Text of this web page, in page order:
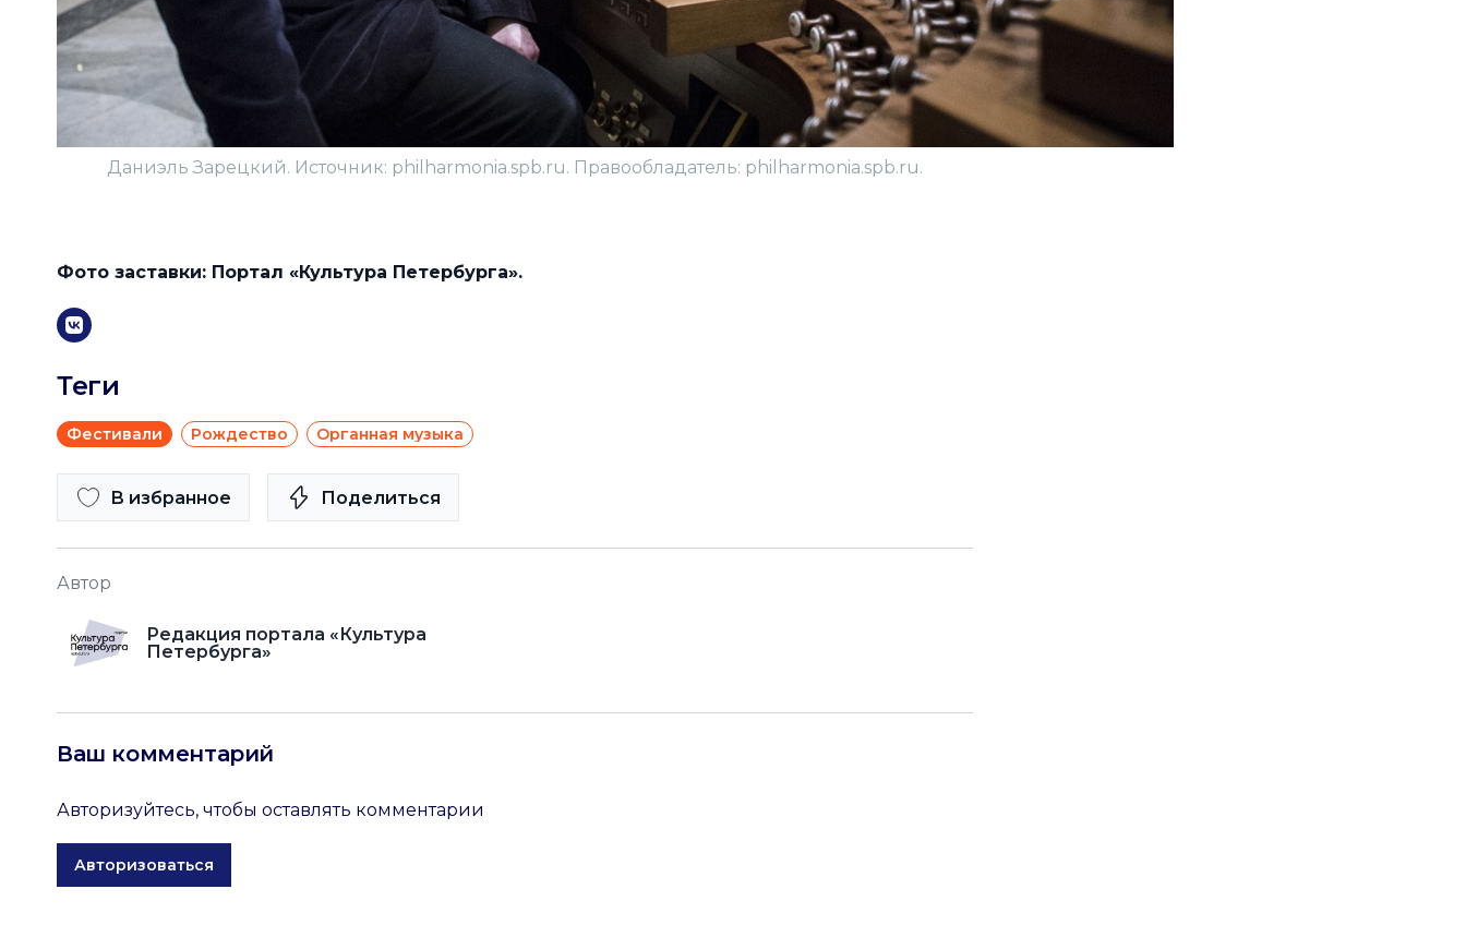
Даниэль Зарецкий. Источник: philharmonia.spb.ru. Правообладатель: philharmonia.spb.ru.
Фото заставки: Портал «Культура Петербурга».
Теги
Фестивали Рождество Органная музыка
В избранное Поделиться
Автор
Редакция портала «Культура
Петербурга»
Ваш комментарий
Авторизуйтесь, чтобы оставлять комментарии
Авторизоваться